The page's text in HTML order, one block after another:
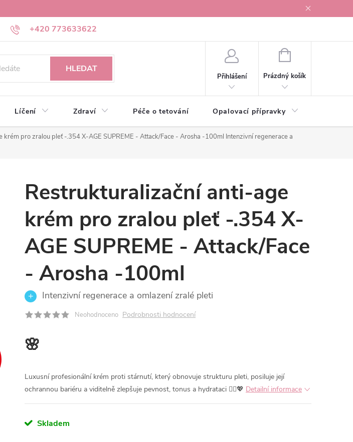
+420 773633622
Obchodní podmínky Osobní odběr v Ostravě
HLEDAT
Přihlášení
NÁKUPNÍ
Prázdný košík
Líčení Zdraví Péče o tetování Opalovací přípravky
krém pro zralou pleť -.354 X-AGE SUPREME - Attack/Face - Arosha -100ml Intenzivní regenerace a
Restrukturalizační anti-age
krém pro zralou pleť -.354 X-
AGE SUPREME - Attack/Face
- Arosha -100ml
Intenzivní regenerace a omlazení zralé pleti
Neohodnoceno Podrobnosti hodnocení
🌸
Luxusní profesionální krém proti stárnutí, který obnovuje strukturu pleti, posiluje její
ochrannou bariéru a viditelně zlepšuje pevnost, tonus a hydrataci 💆‍♀️💖 Detailní informace
Skladem